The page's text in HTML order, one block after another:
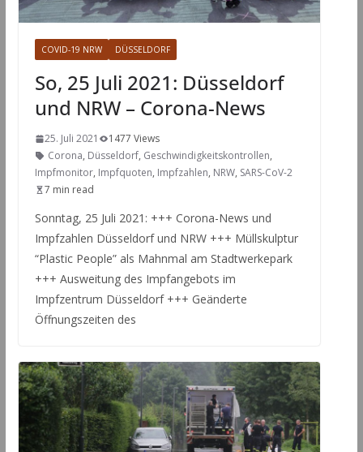
COVID-19 NRW DÜSSELDORF
So, 25 Juli 2021: Düsseldorf
und NRW – Corona-News
25. Juli 2021
1477 Views
Corona, Düsseldorf, Geschwindigkeitskontrollen,
Impfmonitor, Impfquoten, Impfzahlen, NRW, SARS-CoV-2
7 min read
Sonntag, 25 Juli 2021: +++ Corona-News und
Impfzahlen Düsseldorf und NRW +++ Müllskulptur
“Plastic People” als Mahnmal am Stadtwerkepark
+++ Ausweitung des Impfangebots im
Impfzentrum Düsseldorf +++ Geänderte
Öffnungszeiten des